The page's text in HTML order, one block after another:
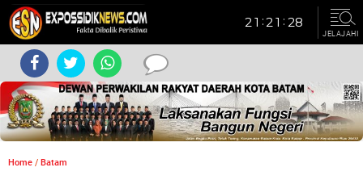
JELAJAHI
Home / Batam